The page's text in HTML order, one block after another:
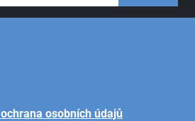
osobních údajů